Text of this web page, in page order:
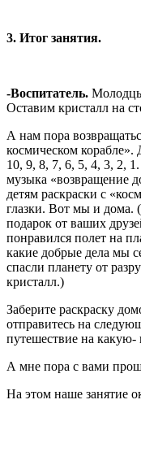
3. Итог занятия.
-Воспитатель.
Оставим кристалл на
А нам пора
космическом корабле».
10, 9, 8, 7, 6, 5, 4, 3, 2,
музыка «возвращение
детям раскраски с
глазки. Вот мы и
подарок от ваших
понравился полет на
какие добрые дела мы
спасли планету от
кристалл.)
Заберите раскраску
отправитесь на
путешествие на какую-
А мне пора с вами
На этом наше занятие